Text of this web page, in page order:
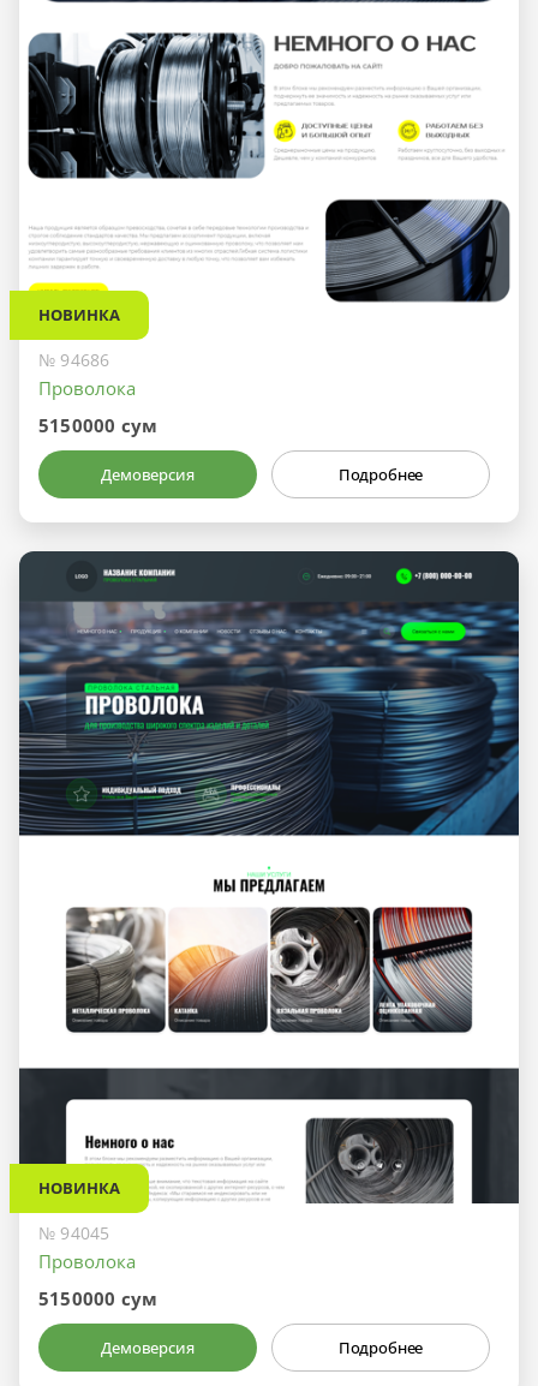
НОВИНКА
№ 94686
Проволока
5150000 сум
Демоверсия Подробнее
НОВИНКА
№ 94045
Проволока
5150000 сум
Демоверсия Подробнее